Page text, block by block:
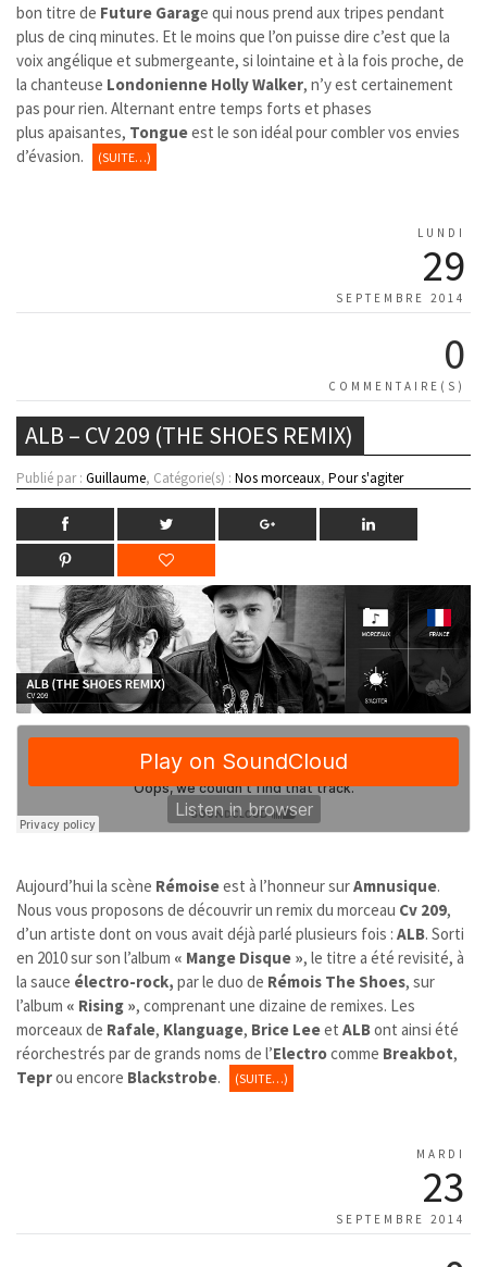
bon titre de Future Garage qui nous prend aux tripes pendant
plus de cinq minutes. Et le moins que l’on puisse dire c’est que la
voix angélique et submergeante, si lointaine et à la fois proche, de
la chanteuse Londonienne Holly Walker, n’y est certainement
pas pour rien. Alternant entre temps forts et phases
plus apaisantes, Tongueest le son idéal pour combler vos envies
d’évasion.
(SUITE…)
LUNDI
29
SEPTEMBRE 2014
0
COMMENTAIRE(S)
ALB – CV 209 (THE SHOES REMIX)
Publié par : Guillaume, Catégorie(s) : Nos morceaux, Pour s'agiter
Aujourd’hui la scène Rémoiseest à l’honneur surAmnusique.
Nous vous proposons de découvrir un remix du morceau Cv 209,
d’un artiste dont on vous avait déjà parlé plusieurs fois : ALB. Sorti
en 2010 sur son l’album « Mange Disque », le titre a été revisité, à
la sauce électro-rock, par le duo de Rémois The Shoes, sur
l’album « Rising », comprenant une dizaine de remixes. Les
morceaux de Rafale, Klanguage, Brice Leeet ALBont ainsi été
réorchestrés par de grands noms de l’Electrocomme Breakbot,
Teprou encore Blackstrobe. (SUITE…)
MARDI
23
SEPTEMBRE 2014